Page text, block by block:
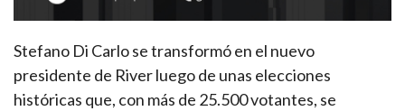
Stefano Di Carlo se transformó en el nuevo
presidente de River luego de unas elecciones
históricas que, con más de 25.500 votantes, se